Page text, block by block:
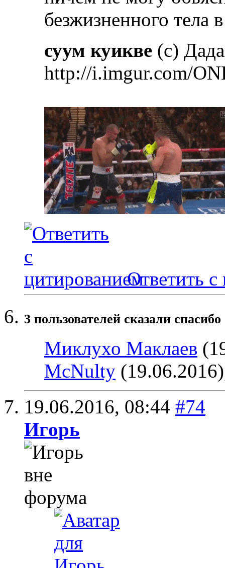
безжизненного тела
суум куикве (с)
http://i.imgur.com/
Ответить с
3 пользователей сказали
Миклухо Маклаев
McNulty
19.06.2016, 08:44 #74
Игoрь